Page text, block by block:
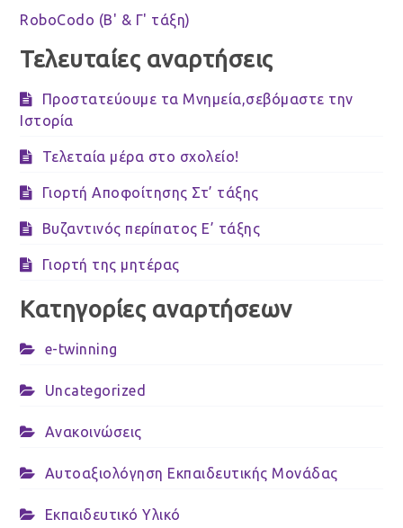
RoboCodo (Β' & Γ' τάξη)
Τελευταίες αναρτήσεις
Προστατεύουμε τα Μνημεία,σεβόμαστε την
Ιστορία
Τελεταία μέρα στο σχολείο!
Γιορτή Αποφοίτησης Στ’ τάξης
Βυζαντινός περίπατος Ε’ τάξης
Γιορτή της μητέρας
Κατηγορίες αναρτήσεων
e-twinning
Uncategorized
Ανακοινώσεις
Αυτοαξιολόγηση Εκπαιδευτικής Μονάδας
Εκπαιδευτικό Υλικό